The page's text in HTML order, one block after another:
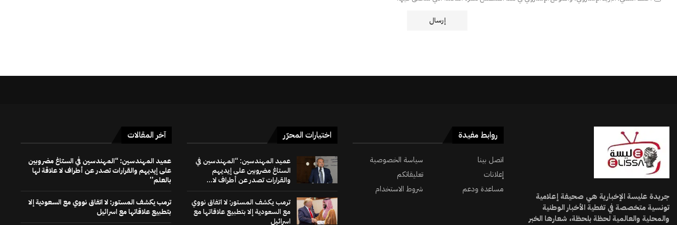
جريدة عليسة الإخبارية هي صحيفة إعلامية
تونسية متخصصة في تغطية الأخبار الوطنية
والمحلية والعالمية لحظة بلحظة، شعارها الخبر
روابط مفيدة
اتصل بينا
سياسة الخصوصية
إعلانات
تعليقاتكم
مساعدة ودعم
شروط الاستخدام
اختيارات المحرّر
عميد المهندسين: “المهندسين في
الستاغ مضروبين على إيديهم
والقرارات تصدر عن أطراف لا...
ترمب يكشف المستور: لا اتفاق نووي
مع السعودية إلا بتطبيع علاقاتها مع
اسرائيل
آخر المقالات
عميد المهندسين: “المهندسين في الستاغ مضروبين
على إيديهم والقرارات تصدر عن أطراف لا علاقة لها
بالعلم”
ترمب يكشف المستور: لا اتفاق نووي مع السعودية إلا
بتطبيع علاقاتها مع اسرائيل